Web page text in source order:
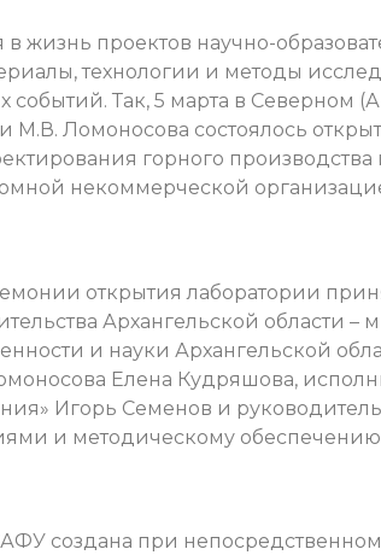
жизнь проектов научно-
технологии и методы
событий. Так, 5 марта в Северном
М.В. Ломоносова состоялось
горного
некоммерческой
открытия лаборатории
Архангельской области –
и науки Архангельской
Елена Кудряшова,
Игорь Семенов и
и методическому
создана при